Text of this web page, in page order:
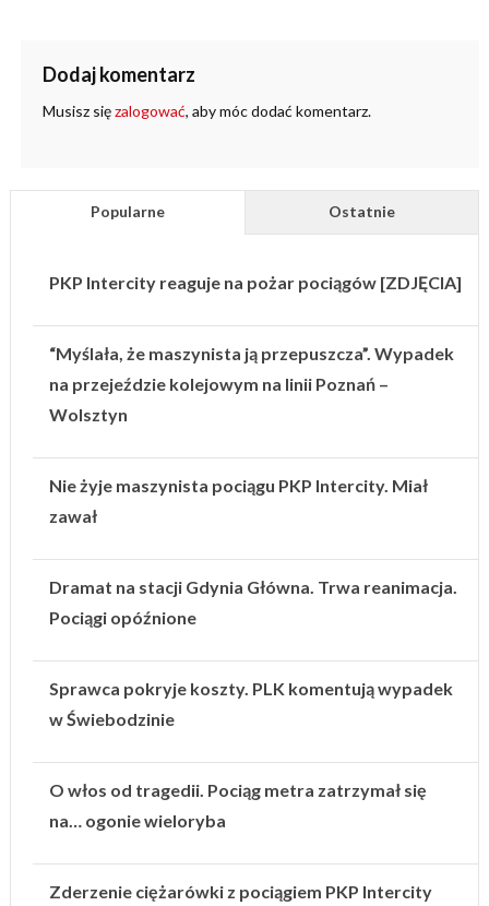
Dodaj komentarz
Musisz sięzalogować, aby móc dodać komentarz.
Popularne Ostatnie
PKP Intercity reaguje na pożar pociągów [ZDJĘCIA]
“Myślała, że maszynista ją przepuszcza”. Wypadek
na przejeździe kolejowym na linii Poznań –
Wolsztyn
Nie żyje maszynista pociągu PKP Intercity. Miał
zawał
Dramat na stacji Gdynia Główna. Trwa reanimacja.
Pociągi opóźnione
Sprawca pokryje koszty. PLK komentują wypadek
w Świebodzinie
O włos od tragedii. Pociąg metra zatrzymał się
na… ogonie wieloryba
Zderzenie ciężarówki z pociągiem PKP Intercity